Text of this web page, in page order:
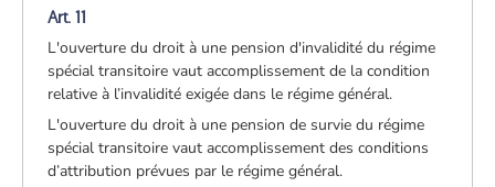
Art. 11
L'ouverture du droit à une pension d'invalidité du régime
spécial transitoire vaut accomplissement de la condition
relative à l’invalidité exigée dans le régime général.
L'ouverture du droit à une pension de survie du régime
spécial transitoire vaut accomplissement des conditions
d’attribution prévues par le régime général.